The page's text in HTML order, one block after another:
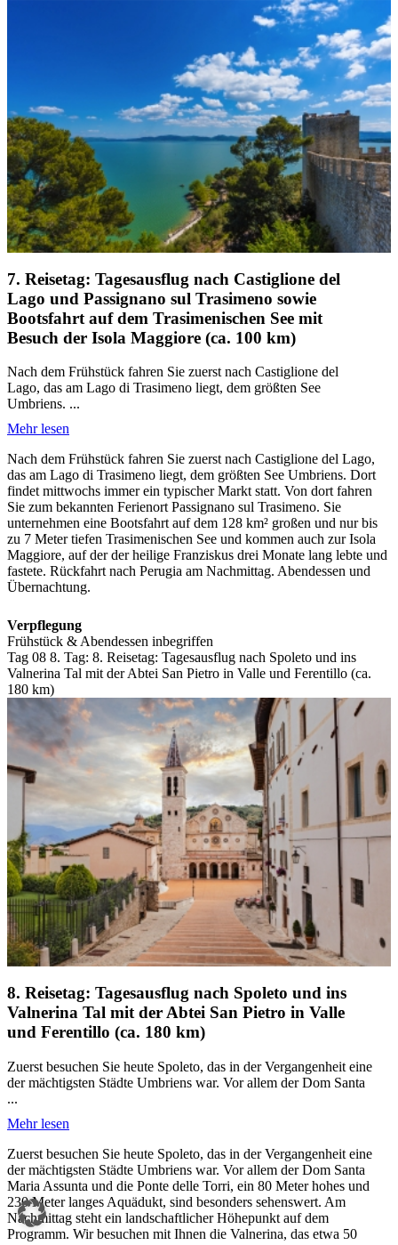
7. Reisetag: Tagesausflug nach Castiglione del
Lago und Passignano sul Trasimeno sowie
Bootsfahrt auf dem Trasimenischen See mit
Besuch der Isola Maggiore (ca. 100 km)
Nach dem Frühstück fahren Sie zuerst nach Castiglione del
Lago, das am Lago di Trasimeno liegt, dem größten See
Umbriens. ...
Mehr lesen
Nach dem Frühstück fahren Sie zuerst nach Castiglione del Lago,
das am Lago di Trasimeno liegt, dem größten See Umbriens. Dort
findet mittwochs immer ein typischer Markt statt. Von dort fahren
Sie zum bekannten Ferienort Passignano sul Trasimeno. Sie
unternehmen eine Bootsfahrt auf dem 128 km² großen und nur bis
zu 7 Meter tiefen Trasimenischen See und kommen auch zur Isola
Maggiore, auf der der heilige Franziskus drei Monate lang lebte und
fastete. Rückfahrt nach Perugia am Nachmittag. Abendessen und
Übernachtung.
Verpflegung
Frühstück & Abendessen inbegriffen
Tag 08 8. Tag: 8. Reisetag: Tagesausflug nach Spoleto und ins
Valnerina Tal mit der Abtei San Pietro in Valle und Ferentillo (ca.
180 km)
8. Reisetag: Tagesausflug nach Spoleto und ins
Valnerina Tal mit der Abtei San Pietro in Valle
und Ferentillo (ca. 180 km)
Zuerst besuchen Sie heute Spoleto, das in der Vergangenheit eine
der mächtigsten Städte Umbriens war. Vor allem der Dom Santa
...
Mehr lesen
Zuerst besuchen Sie heute Spoleto, das in der Vergangenheit eine
der mächtigsten Städte Umbriens war. Vor allem der Dom Santa
Maria Assunta und die Ponte delle Torri, ein 80 Meter hohes und
230 Meter langes Aquädukt, sind besonders sehenswert. Am
Nachmittag steht ein landschaftlicher Höhepunkt auf dem
Programm. Wir besuchen mit Ihnen die Valnerina, das etwa 50